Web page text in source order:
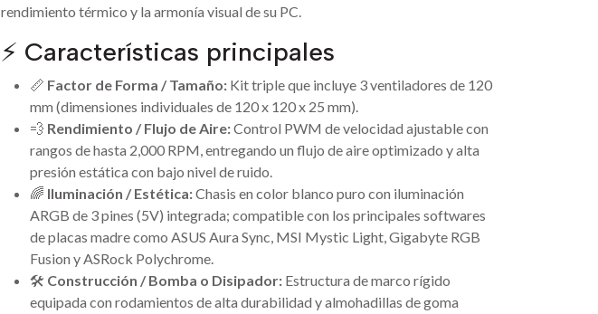
rendimiento térmico y la armonía visual de su PC.
⚡ Características principales
📏 Factor de Forma / Tamaño: Kit triple que incluye 3 ventiladores de 120
mm (dimensiones individuales de 120 x 120 x 25 mm).
💨 Rendimiento / Flujo de Aire:Control PWM de velocidad ajustable con
rangos de hasta 2,000 RPM, entregando un flujo de aire optimizado y alta
presión estática con bajo nivel de ruido.
🌈 Iluminación / Estética:Chasis en color blanco puro con iluminación
ARGB de 3 pines (5V) integrada; compatible con los principales softwares
de placas madre como ASUS Aura Sync, MSI Mystic Light, Gigabyte RGB
Fusion y ASRock Polychrome.
🛠️ Construcción / Bomba o Disipador: Estructura de marco rígido
equipada con rodamientos de alta durabilidad y almohadillas de goma